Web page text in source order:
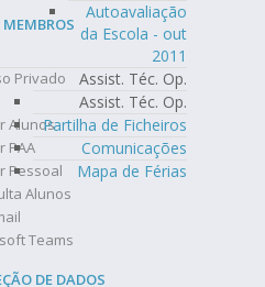
Autoavaliação
da Escola - out
2011
Assist. Téc. Op.
Assist. Téc. Op.
Partilha de Ficheiros
Comunicações
Mapa de Férias
MEMBROS
Privado
Alunos
PAA
Pessoal
Alunos
Teams
DE DADOS